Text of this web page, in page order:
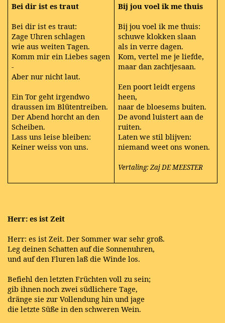
Bei dir ist es traut
Bei dir ist es traut:
Zage Uhren schlagen
wie aus weiten Tagen.
Komm mir ein Liebes sagen
-
Aber nur nicht laut.
Ein Tor geht irgendwo
draussen im Blütentreiben.
Der Abend horcht an den
Scheiben.
Lass uns leise bleiben:
Keiner weiss von uns.
Bij jou voel ik me thuis
Bij jou voel ik me thuis:
schuwe klokken slaan
als in verre dagen.
Kom, vertel me je liefde,
maar dan zachtjesaan.
Een poort leidt ergens
heen,
naar de bloesems buiten.
De avond luistert aan de
ruiten.
Laten we stil blijven:
niemand weet ons wonen.
Vertaling: Zaj DE MEESTER
Herr: es ist Zeit
Herr: es ist Zeit. Der Sommer war sehr groß.
Leg deinen Schatten auf die Sonnenuhren,
und auf den Fluren laß die Winde los.
Befiehl den letzten Früchten voll zu sein;
gib ihnen noch zwei südlichere Tage,
dränge sie zur Vollendung hin und jage
die letzte Süße in den schweren Wein.